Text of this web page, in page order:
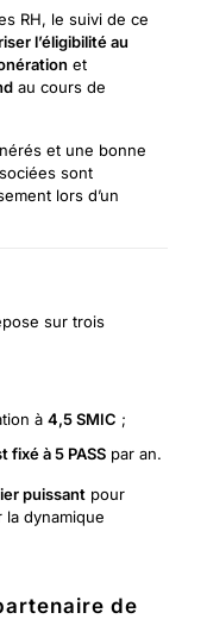
RH, le suivi de ce
l’éligibilité au
et
au cours de
et une bonne
sont
lors d’un
sur trois
à 4,5 SMIC ;
fixé à 5 PASS par an.
puissant pour
dynamique
de